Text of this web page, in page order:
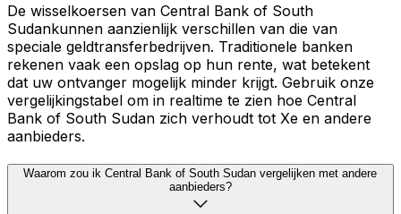
De wisselkoersen van Central Bank of South
Sudankunnen aanzienlijk verschillen van die van
speciale geldtransferbedrijven. Traditionele banken
rekenen vaak een opslag op hun rente, wat betekent
dat uw ontvanger mogelijk minder krijgt. Gebruik onze
vergelijkingstabel om in realtime te zien hoe Central
Bank of South Sudan zich verhoudt tot Xe en andere
aanbieders.
Waarom zou ik Central Bank of South Sudan vergelijken met andere
aanbieders?